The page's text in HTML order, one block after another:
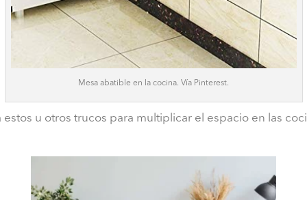
Mesa abatible en la cocina. Vía Pinterest.
estos u otros trucos para multiplicar el espacio en las